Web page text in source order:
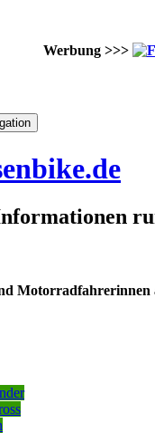
Werbung >>>
Motorradfahrerinnen